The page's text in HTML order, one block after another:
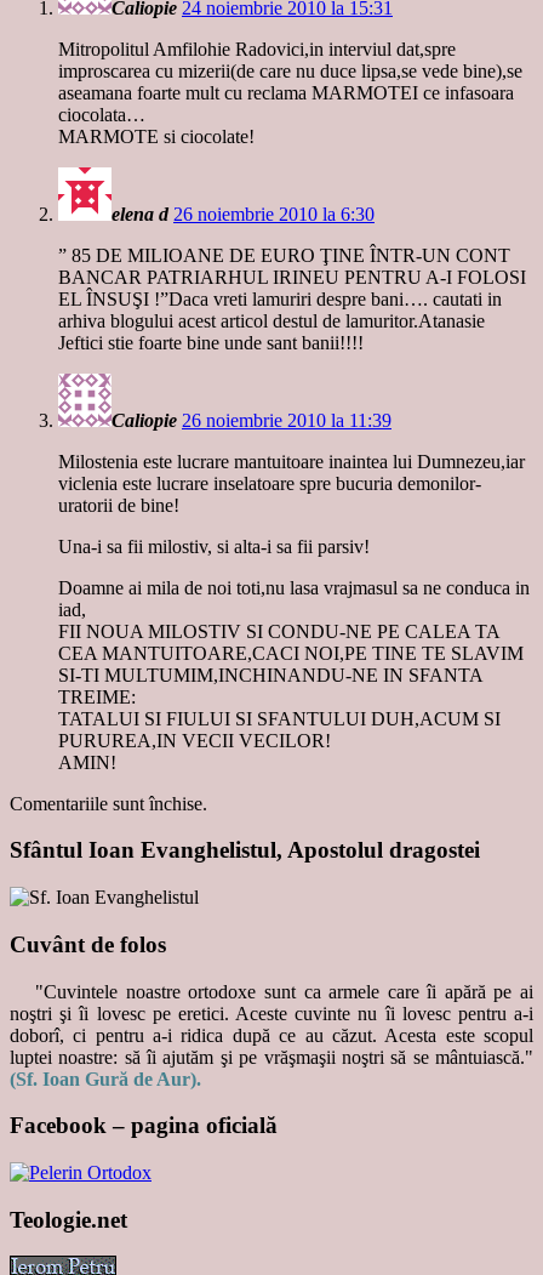
Caliopie 24 noiembrie 2010 la 15:31
Mitropolitul Amfilohie Radovici,in interviul dat,spre
improscarea cu mizerii(de care nu duce lipsa,se vede bine),se
aseamana foarte mult cu reclama MARMOTEI ce infasoara
ciocolata…
MARMOTE si ciocolate!
elena d 26 noiembrie 2010 la 6:30
” 85 DE MILIOANE DE EURO ŢINE ÎNTR-UN CONT
BANCAR PATRIARHUL IRINEU PENTRU A-I FOLOSI
EL ÎNSUŞI !”Daca vreti lamuriri despre bani…. cautati in
arhiva blogului acest articol destul de lamuritor.Atanasie
Jeftici stie foarte bine unde sant banii!!!!
Caliopie 26 noiembrie 2010 la 11:39
Milostenia este lucrare mantuitoare inaintea lui Dumnezeu,iar
viclenia este lucrare inselatoare spre bucuria demonilor-
uratorii de bine!
Una-i sa fii milostiv, si alta-i sa fii parsiv!
Doamne ai mila de noi toti,nu lasa vrajmasul sa ne conduca in
iad,
FII NOUA MILOSTIV SI CONDU-NE PE CALEA TA
CEA MANTUITOARE,CACI NOI,PE TINE TE SLAVIM
SI-TI MULTUMIM,INCHINANDU-NE IN SFANTA
TREIME:
TATALUI SI FIULUI SI SFANTULUI DUH,ACUM SI
PURUREA,IN VECII VECILOR!
AMIN!
Comentariile sunt închise.
Sfântul Ioan Evanghelistul, Apostolul dragostei
Cuvânt de folos
"Cuvintele noastre ortodoxe sunt ca armele care îi apără pe ai
noştri şi îi lovesc pe eretici. Aceste cuvinte nu îi lovesc pentru a-i
doborî, ci pentru a-i ridica după ce au căzut. Acesta este scopul
luptei noastre: să îi ajutăm şi pe vrăşmaşii noştri să se mântuiască."
(Sf. Ioan Gură de Aur).
Facebook – pagina oficială
Teologie.net